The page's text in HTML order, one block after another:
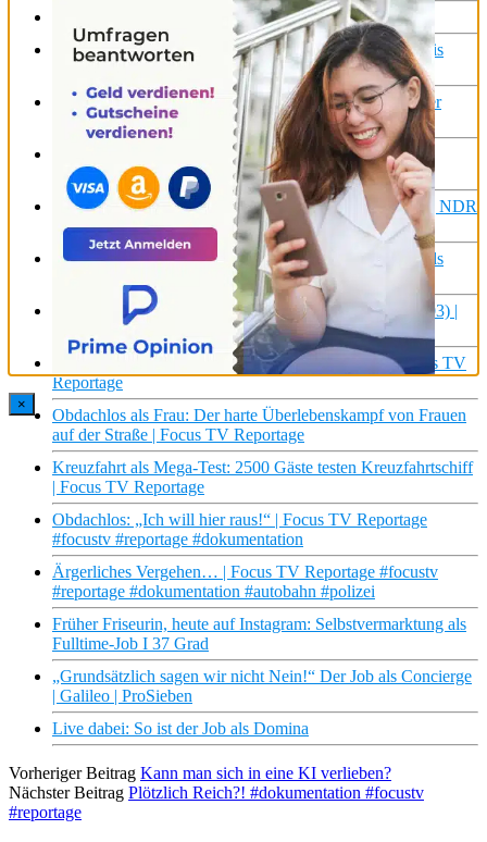
Wie hart ist der Job der Flugzeug Reiniger?
Führerschein zu schwer? So hart sind Theorie und Praxis
wirklich | Die Story | Kontrovers | BR24
Camp der Elitesoldaten: So hart ist die Ausbildung in der
Fremdenlegion wirklich | ZDFinfo Doku
Arbeiten in der Kanalisation – Scheiß-Job? | Die Story |
Kontrovers | BR24
Arbeiten mit Ü65: Rentner im Job | Die Nordreportage | NDR
Doku
1.500 km/h in mehr als 10.000 Metern Höhe: Der Job als
Tornado-Pilot ist nichts für schwache Nerven!
UMTS (3G) – Als das Internet auf das Handy kam (2003) |
Focus TV Reportage
Kurvenrausch: Als Plus-Size Model zum Erfolg! | Focus TV
Reportage
Obdachlos als Frau: Der harte Überlebenskampf von Frauen
auf der Straße | Focus TV Reportage
Kreuzfahrt als Mega-Test: 2500 Gäste testen Kreuzfahrtschiff
| Focus TV Reportage
Obdachlos: „Ich will hier raus!“ | Focus TV Reportage
#focustv #reportage #dokumentation
Ärgerliches Vergehen… | Focus TV Reportage #focustv
#reportage #dokumentation #autobahn #polizei
Früher Friseurin, heute auf Instagram: Selbstvermarktung als
Fulltime-Job I 37 Grad
„Grundsätzlich sagen wir nicht Nein!“ Der Job als Concierge
| Galileo | ProSieben
Live dabei: So ist der Job als Domina
Vorheriger Beitrag Kann man sich in eine KI verlieben?
Nächster Beitrag Plötzlich Reich?! #dokumentation #focustv
#reportage
×